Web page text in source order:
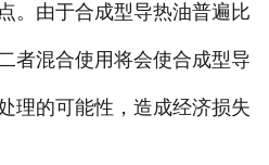
。由于合成型导热油普遍比
者混合使用将会使合成型导
理的可能性，造成经济损失